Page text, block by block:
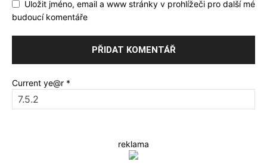
Uložit jméno, email a www stránky v prohlížeči pro další mé
budoucí komentáře
Current ye@r *
reklama